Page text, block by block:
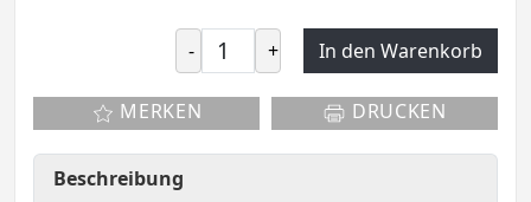
- + In den Warenkorb
MERKEN DRUCKEN
Beschreibung